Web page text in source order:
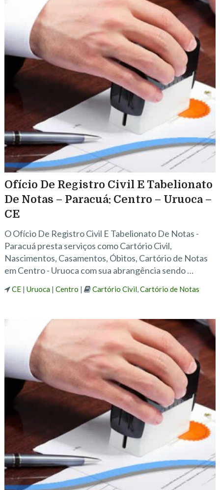
Ofício De Registro Civil E Tabelionato
De Notas – Paracuá: Centro – Uruoca –
CE
O Ofício De Registro Civil E Tabelionato De Notas -
Paracuá presta serviços como Cartório Civil,
Nascimentos, Casamentos, Óbitos, Cartório de Notas
em Centro - Uruoca com sua abrangência sendo …
CE| Uruoca| Centro | Cartório Civil,Cartório de Notas